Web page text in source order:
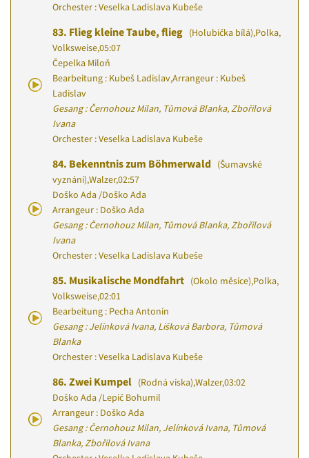
Orchester : Veselka Ladislava Kubeše
83. Flieg kleine Taube, flieg (Holubička bílá),Polka,
Volksweise,05:07
Čepelka Miloň
Bearbeitung : Kubeš Ladislav,Arrangeur : Kubeš
Ladislav
Gesang : Černohouz Milan, Tůmová Blanka, Zbořilová
Ivana
Orchester : Veselka Ladislava Kubeše
84. Bekenntnis zum Böhmerwald (Šumavské
vyznání),Walzer,02:57
Doško Ada /Doško Ada
Arrangeur : Doško Ada
Gesang : Černohouz Milan, Tůmová Blanka, Zbořilová
Ivana
Orchester : Veselka Ladislava Kubeše
85. Musikalische Mondfahrt (Okolo měsíce),Polka,
Volksweise,02:01
Bearbeitung : Pecha Antonín
Gesang : Jelínková Ivana, Lišková Barbora, Tůmová
Blanka
Orchester : Veselka Ladislava Kubeše
86. Zwei Kumpel (Rodná víska),Walzer,03:02
Doško Ada /Lepič Bohumil
Arrangeur : Doško Ada
Gesang : Černohouz Milan, Jelínková Ivana, Tůmová
Blanka, Zbořilová Ivana